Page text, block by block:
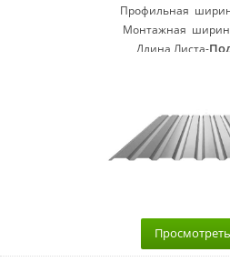
Профильная
Монтажная
Длина Листа-